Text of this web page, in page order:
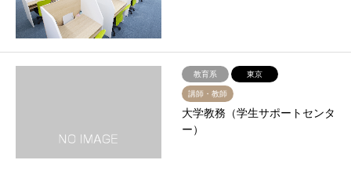
教育系 東京
講師・教師
大学教務（学生サポートセンタ
ー）